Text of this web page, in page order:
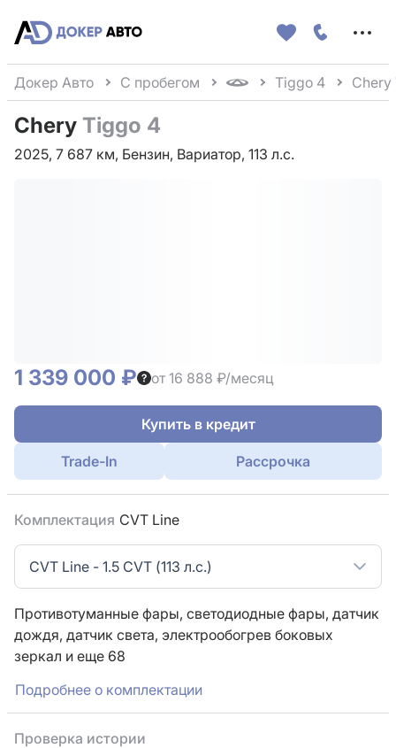
Докер Авто С пробегом Tiggo 4 Chery
Chery Tiggo 4
2025, 7 687 км, Бензин, Вариатор, 113 л.с.
1 339 000 ₽ от 16 888 ₽/месяц
Купить в кредит
Trade-In Рассрочка
Комплектация CVT Line
CVT Line - 1.5 CVT (113 л.с.)
Противотуманные фары, светодиодные фары, датчик
дождя, датчик света, электрообогрев боковых
зеркал и еще 68
Подробнее о комплектации
Проверка истории